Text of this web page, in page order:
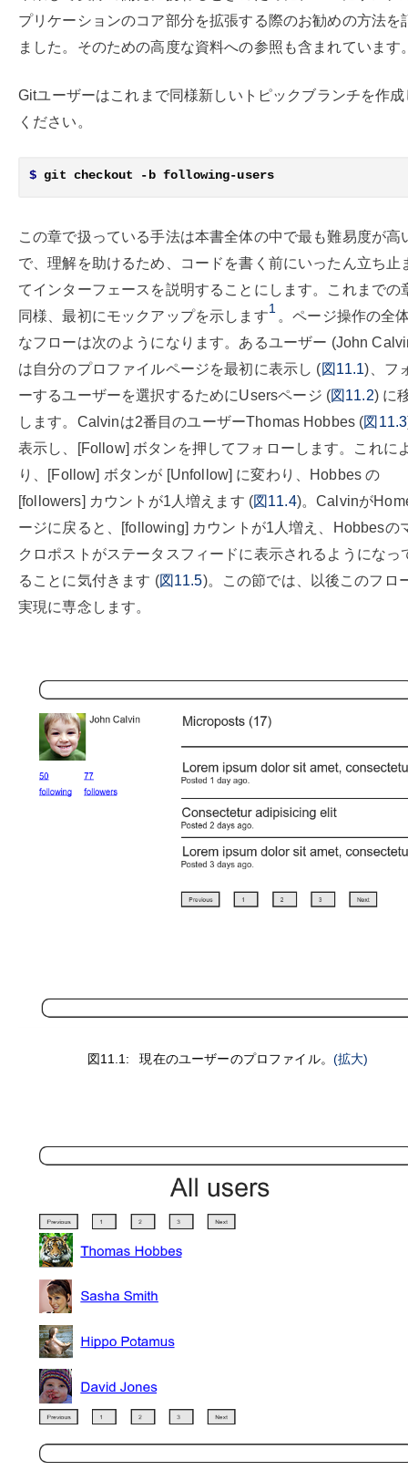
プリケーションのコア部分を拡張する際のお勧めの方法を
ました。そのための高度な資料への参照も含まれています
Gitユーザーはこれまで同様新しいトピックブランチを作成
ください。
$
この章で扱っている手法は本書全体の中で最も難易度が高
で、理解を助けるため、コードを書く前にいったん立ち止
てインターフェースを説明することにします。これまでの
同様、最初にモックアップを示します1。ページ操作の全
なフローは次のようになります。あるユーザー (John
は自分のプロファイルページを最初に表示し (図11.1)、フ
ーするユーザーを選択するためにUsersページ (図11.2) に
します。Calvinは2番目のユーザーThomas Hobbes (図11.3
表示し、[Follow] ボタンを押してフォローします。これに
り、[Follow] ボタンが [Unfollow] に変わり、Hobbes の
[followers] カウントが1人増えます (図11.4)。Calvinが
ージに戻ると、[following] カウントが1人増え、Hobbesの
クロポストがステータスフィードに表示されるようになっ
ることに気付きます (図11.5)。この節では、以後このフロ
実現に専念します。
図11.1: 現在のユーザーのプロファイル。 (拡大)